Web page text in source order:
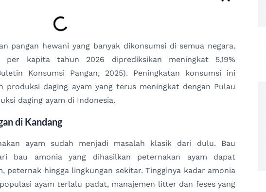
pangan hewani yang banyak dikonsumsi di semua negara.
per kapita tahun 2026 diprediksikan meningkat 5,19%
Konsumsi Pangan, 2025). Peningkatan konsumsi ini
produksi daging ayam yang terus meningkat dengan Pulau
daging ayam di Indonesia.
di Kandang
ayam sudah menjadi masalah klasik dari dulu. Bau
bau amonia yang dihasilkan peternakan ayam dapat
peternak hingga lingkungan sekitar. Tingginya kadar amonia
ayam terlalu padat, manajemen litter dan feses yang